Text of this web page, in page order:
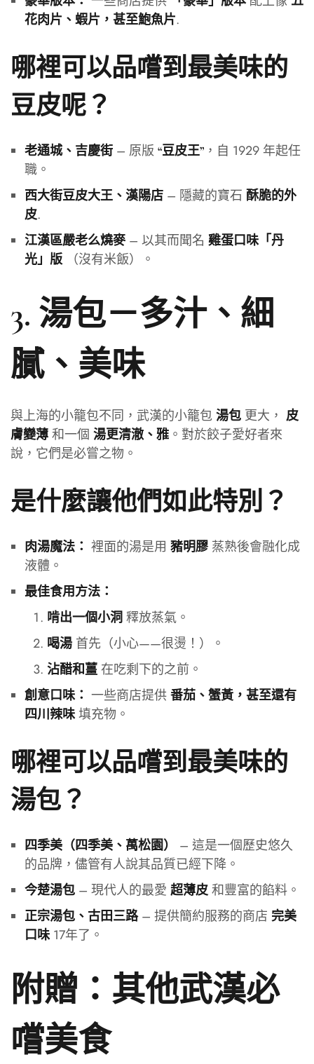
花肉片、蝦片，甚至鮑魚片.
哪裡可以品嚐到最美味的
豆皮呢？
老通城、吉慶街– 原版 “豆皮王”，自 1929 年起任
職。
西大街豆皮大王、漢陽店– 隱藏的寶石 酥脆的外
皮.
江漢區嚴老么燒麥– 以其而聞名 雞蛋口味「丹
光」版（沒有米飯）。
3. 湯包－多汁、細
膩、美味
與上海的小籠包不同，武漢的小籠包 湯包 更大， 皮
膚變薄 和一個 湯更清澈、雅 。對於餃子愛好者來
說，它們是必嘗之物。
是什麼讓他們如此特別？
肉湯魔法： 裡面的湯是用 豬明膠蒸熟後會融化成
液體。
最佳食用方法：
啃出一個小洞釋放蒸氣。
喝湯首先（小心——很燙！）。
沾醋和薑在吃剩下的之前。
創意口味： 一些商店提供 番茄、蟹黃，甚至還有
四川辣味填充物。
哪裡可以品嚐到最美味的
湯包？
四季美（四季美、萬松園）
– 這是一個歷史悠久
的品牌，儘管有人說其品質已經下降。
今楚湯包– 現代人的最愛 超薄皮和豐富的餡料。
正宗湯包、古田三路– 提供簡約服務的商店 完美
口味17年了。
附贈：其他武漢必
嚐美食